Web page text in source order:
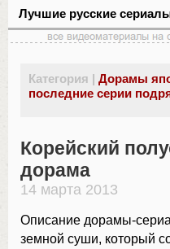
Лучшие русские
Категория | Дорамы
последние серии
Корейский
дорама
14 марта 2013
Описание дорамы-
земной суши, который